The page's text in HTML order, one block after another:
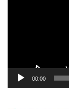
00:00